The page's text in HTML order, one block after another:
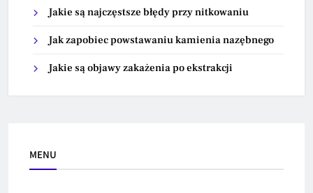
Jakie są najczęstsze błędy przy nitkowaniu
Jak zapobiec powstawaniu kamienia nazębnego
Jakie są objawy zakażenia po ekstrakcji
MENU